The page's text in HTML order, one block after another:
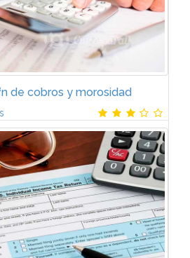
de cobros y morosidad
y sus implicaciones
del sistema financiero.
morosidad, moroso e...